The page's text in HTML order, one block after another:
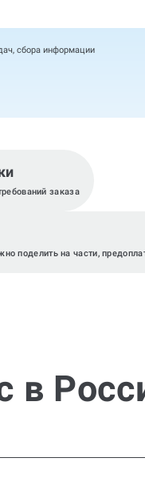
сбора информации
заказа
поделить на части,
в